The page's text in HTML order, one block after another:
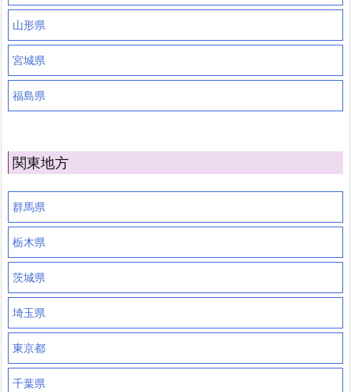
山形県
宮城県
福島県
関東地方
群馬県
栃木県
茨城県
埼玉県
東京都
千葉県